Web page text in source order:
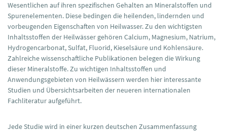
Wesentlichen auf ihren spezifischen Gehalten an Mineralstoffen und
Spurenelementen. Diese bedingen die heilenden, lindernden und
vorbeugenden Eigenschaften von Heilwasser. Zu den wichtigsten
Inhaltsstoffen der Heilwässer gehören Calcium, Magnesium, Natrium,
Hydrogencarbonat, Sulfat, Fluorid, Kieselsäure und Kohlensäure.
Zahlreiche wissenschaftliche Publikationen belegen die Wirkung
dieser Mineralstoffe. Zu wichtigen Inhaltsstoffen und
Anwendungsgebieten von Heilwässern werden hier interessante
Studien und Übersichtsarbeiten der neueren internationalen
Fachliteratur aufgeführt.
Jede Studie wird in einer kurzen deutschen Zusammenfassung